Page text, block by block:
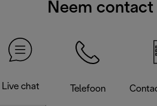
Neem
Live chat Telefoon